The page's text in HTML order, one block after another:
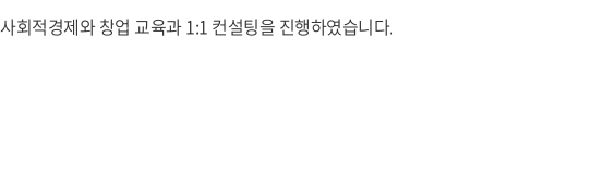
사회적경제와 창업 교육과 1:1 컨설팅을 진행하였습니다.